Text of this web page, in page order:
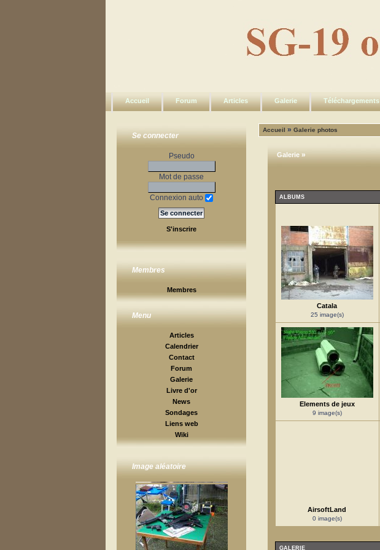
Accueil Forum Articles Galerie Téléchargements
Se connecter
Pseudo
Mot de passe
Connexion auto
S'inscrire
Membres
Membres
Menu
Articles
Calendrier
Contact
Forum
Galerie
Livre d'or
News
Sondages
Liens web
Wiki
Image aléatoire
Accueil »Galerie photos
Galerie»
ALBUMS
Catala
25 image(s)
Elements de jeux
9 image(s)
AirsoftLand
0 image(s)
GALERIE